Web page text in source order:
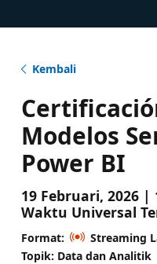
Kembali
Modelos
Power BI
19 Februari, 2026 |
Waktu Universal
Format:
Streaming
Topik: Data dan Analitik